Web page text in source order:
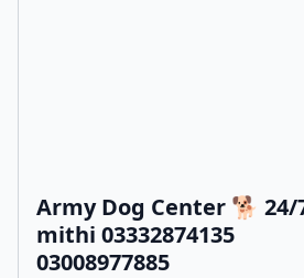
Army Dog Center 🐕 24/
mithi 03332874135
03008977885